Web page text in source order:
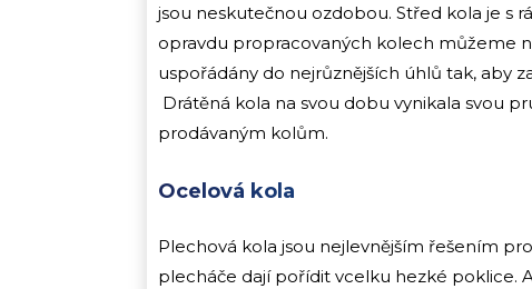
jsou neskutečnou ozdobou. Střed kola je s
opravdu propracovaných kolech můžeme
uspořádány do nejrůznějších úhlů tak, aby
Drátěná kola na svou dobu vynikala svou
prodávaným kolům.
Ocelová kola
Plechová kola jsou nejlevnějším řešením
plecháče dají pořídit vcelku hezké poklice.